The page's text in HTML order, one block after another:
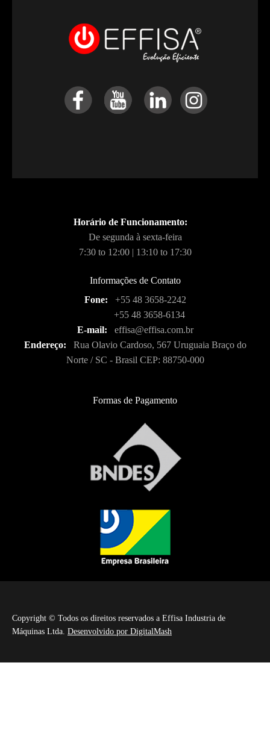
Horário de Funcionamento:
De segunda à sexta-feira
7:30 to 12:00 | 13:10 to 17:30
Informações de Contato
Fone:
+55 48 3658-2242
+55 48 3658-6134
E-mail:
effisa@effisa.com.br
Endereço:
Rua Olavio Cardoso, 567 Uruguaia Braço do
Norte / SC - Brasil CEP: 88750-000
Formas de Pagamento
Copyright © Todos os direitos reservados a Effisa Industria de
Máquinas Ltda. Desenvolvido por DigitalMash